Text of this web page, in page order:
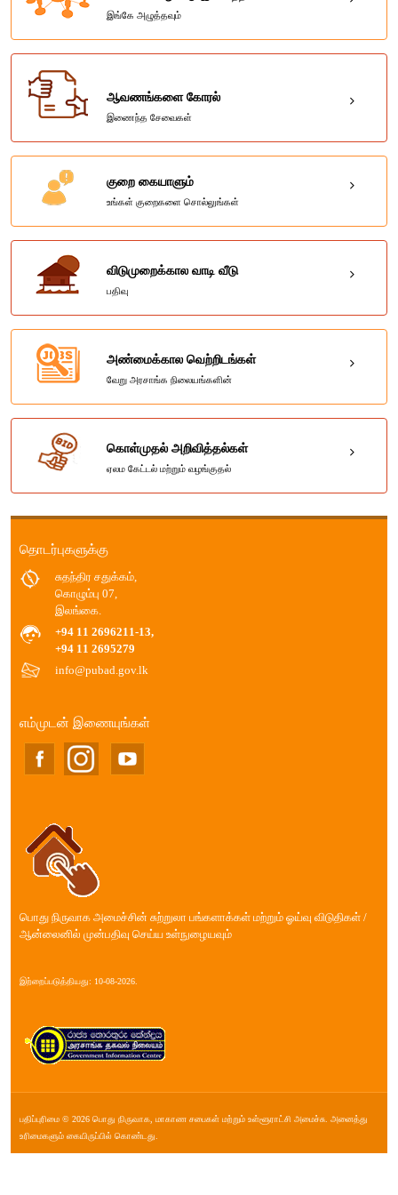
இங்கே அழுத்தவும்
ஆவணங்களை கோரல்
இணைந்த சேவைகள்
குறை கையாளும்
உங்கள் குறைகளை சொல்லுங்கள்
விடுமுறைக்கால வாடி வீடு
பதிவு
அண்மைக்கால வெற்றிடங்கள்
வேறு அரசாங்க நிலையங்களின்
கொள்முதல் அறிவித்தல்கள்
ஏலம கேட்டல் மற்றும் வழங்குதல்
தொடர்புகளுக்கு
சுதந்திர சதுக்கம்,
கொழும்பு 07,
இலங்கை.
+94 11 2696211-13,
+94 11 2695279
info@pubad.gov.lk
எம்முடன் இணையுங்கள்
பொது நிருவாக அமைச்சின் சுற்றுலா பங்களாக்கள் மற்றும் ஓய்வு விடுதிகள் /
ஆன்லைனில் முன்பதிவு செய்ய உள்நுழையவும்
இற்றைப்படுத்தியது: 10-08-2026.
பதிப்புரிமை © 2026 பொது நிருவாக, மாகாண சபை௧ள் மற்றும் உள்ளூராட்சி அமைச்சு. அனைத்து
உரிமைகளும் கையிருப்பில் கொண்டது.